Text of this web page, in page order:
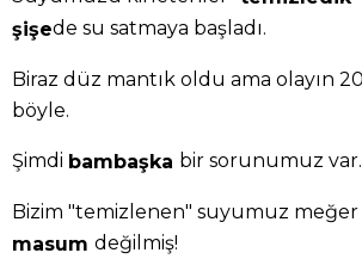
şişede su satmaya başladı.
Biraz düz mantık oldu ama olayın
böyle.
Şimdi bambaşka bir sorunumuz var.
Bizim "temizlenen" suyumuz meğer
masum değilmiş!